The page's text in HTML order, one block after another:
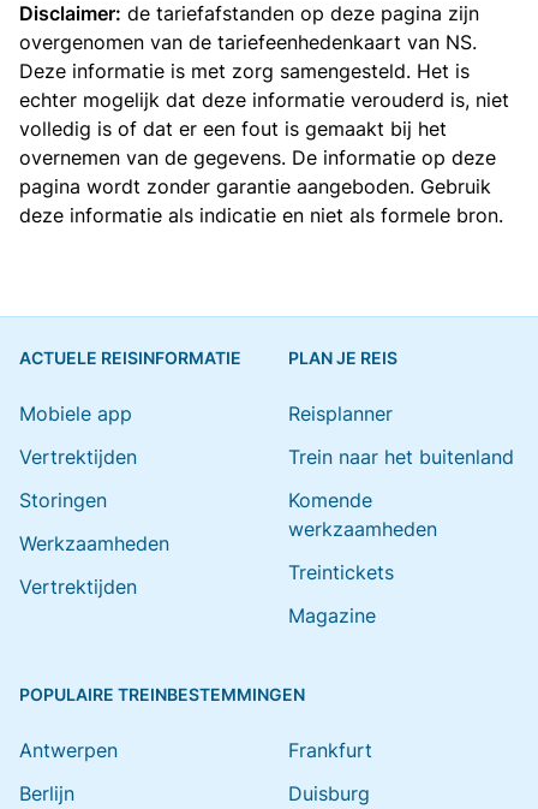
Disclaimer: de tariefafstanden op deze pagina zijn
overgenomen van de tariefeenhedenkaart van NS.
Deze informatie is met zorg samengesteld. Het is
echter mogelijk dat deze informatie verouderd is, niet
volledig is of dat er een fout is gemaakt bij het
overnemen van de gegevens. De informatie op deze
pagina wordt zonder garantie aangeboden. Gebruik
deze informatie als indicatie en niet als formele bron.
ACTUELE REISINFORMATIE
Mobiele app
Vertrektijden
Storingen
Werkzaamheden
Vertrektijden
PLAN JE REIS
Reisplanner
Trein naar het buitenland
Komende
werkzaamheden
Treintickets
Magazine
POPULAIRE TREINBESTEMMINGEN
Antwerpen
Berlijn
Frankfurt
Duisburg